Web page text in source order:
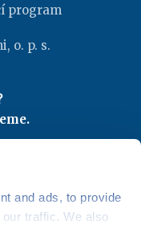
and ads, to provide
traffic. We also
program
o. p. s.